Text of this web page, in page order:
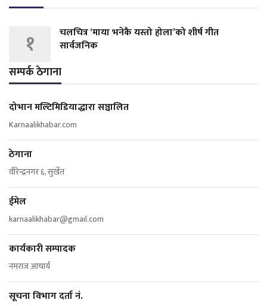
१
चलचित्र ‘माया भनेकै यस्तो होला’को शीर्ष गीत
सार्वजनिक
सम्पर्क ठेगाना
दोभान मल्टिमिडियाद्धारा सञ्चालित
Karnaalikhabar.com
ठेगाना
वीरेन्द्रनगर ६, सुर्खेत
ईमेल
karnaalikhabar@gmail.com
कार्यकारी सम्पादक
नमराज आचार्य
सूचना विभाग दर्ता नं.